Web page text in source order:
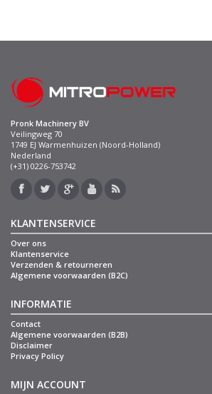
Pronk Machinery BV
Veilingweg 70
1749 EJ Warmenhuizen (Noord-Holland)
Nederland
(+31) 0226-753742
KLANTENSERVICE
Over ons
Klantenservice
Verzenden & retourneren
Algemene voorwaarden (B2C)
INFORMATIE
Contact
Algemene voorwaarden (B2B)
Disclaimer
Privacy Policy
MIJN ACCOUNT